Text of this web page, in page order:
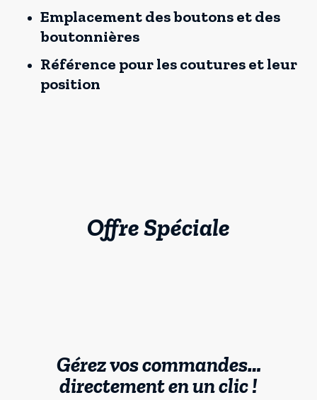
Emplacement des boutons et des
boutonnières
Référence pour les coutures et leur
position
Offre Spéciale
Gérez vos commandes…
directement en un clic !